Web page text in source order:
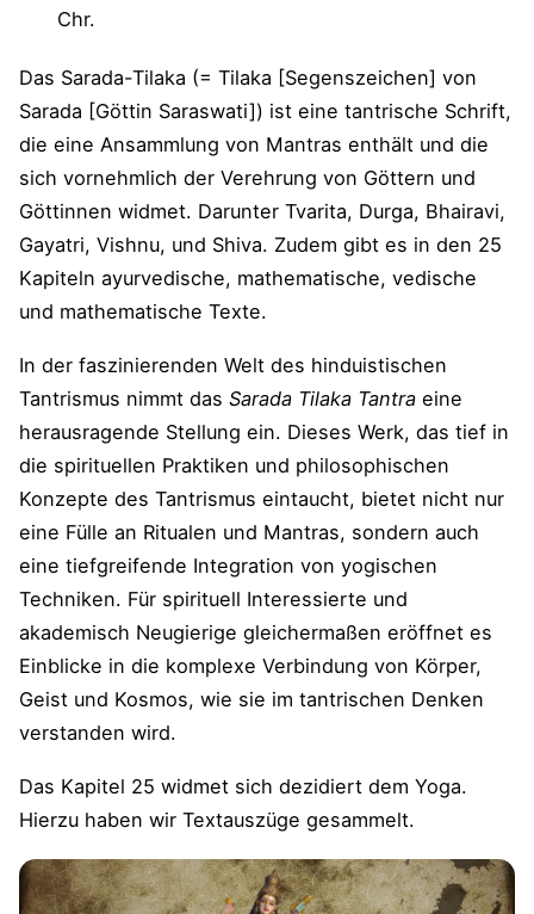
Chr.
Das Sarada-Tilaka (= Tilaka [Segenszeichen] von
Sarada [Göttin Saraswati]) ist eine tantrische Schrift,
die eine Ansammlung von Mantras enthält und die
sich vornehmlich der Verehrung von Göttern und
Göttinnen widmet. Darunter Tvarita, Durga, Bhairavi,
Gayatri, Vishnu, und Shiva. Zudem gibt es in den 25
Kapiteln ayurvedische, mathematische, vedische
und mathematische Texte.
In der faszinierenden Welt des hinduistischen
Tantrismus nimmt das Sarada Tilaka Tantra eine
herausragende Stellung ein. Dieses Werk, das tief in
die spirituellen Praktiken und philosophischen
Konzepte des Tantrismus eintaucht, bietet nicht nur
eine Fülle an Ritualen und Mantras, sondern auch
eine tiefgreifende Integration von yogischen
Techniken. Für spirituell Interessierte und
akademisch Neugierige gleichermaßen eröffnet es
Einblicke in die komplexe Verbindung von Körper,
Geist und Kosmos, wie sie im tantrischen Denken
verstanden wird.
Das Kapitel 25 widmet sich dezidiert dem Yoga.
Hierzu haben wir Textauszüge gesammelt.